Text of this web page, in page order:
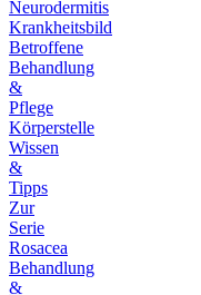
Neurodermitis
Krankheitsbild
Betroffene
Behandlung
&
Pflege
Körperstelle
Wissen
&
Tipps
Zur
Serie
Rosacea
Behandlung
&